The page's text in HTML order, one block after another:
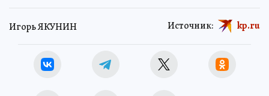
Игорь ЯКУНИН Источник: kp.ru